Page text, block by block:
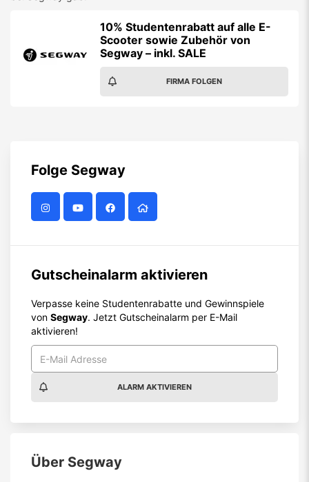
10% Studentenrabatt auf alle E-
Scooter sowie Zubehör von
Segway – inkl. SALE
FIRMA FOLGEN
Folge Segway
Gutscheinalarm aktivieren
Verpasse keine Studentenrabatte und Gewinnspiele
von Segway. Jetzt Gutscheinalarm per E-Mail
aktivieren!
ALARM AKTIVIEREN
Über Segway